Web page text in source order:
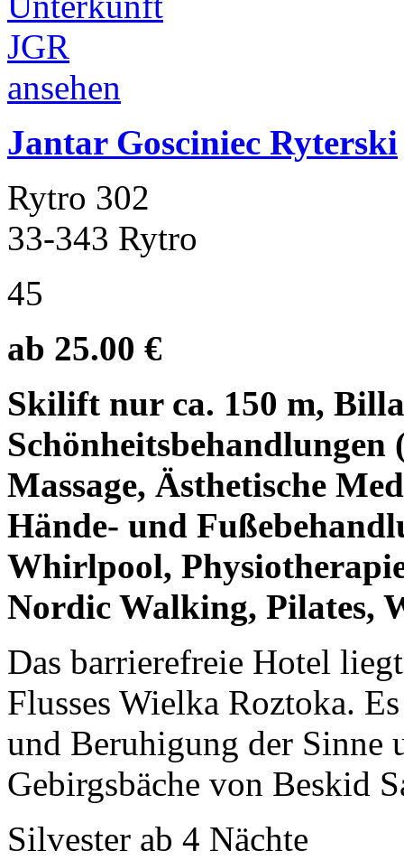
Jantar Gosciniec Ryterski
Rytro 302
33-343 Rytro
45
ab 25.00 €
Skilift nur ca. 150 m,
Massage, Ästhetische
Hände- und
Whirlpool,
Nordic Walking, Pilates,
Das barrierefreie Hotel
Flusses Wielka Roztoka.
und Beruhigung der Sinne
Gebirgsbäche von Beskid
Silvester ab 4 Nächte